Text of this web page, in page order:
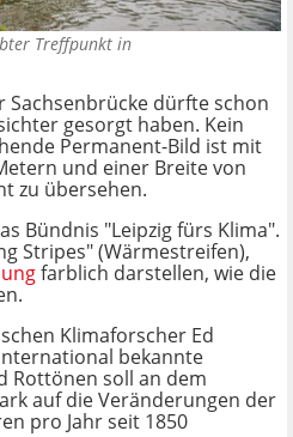
Treffpunkt in
Sachsenbrücke dürfte schon
gesorgt haben. Kein
Permanent-Bild ist mit
und einer Breite von
zu übersehen.
Bündnis "Leipzig fürs Klima".
Stripes" (Wärmestreifen),
farblich darstellen, wie die
Klimaforscher Ed
bekannte
Rottönen soll an dem
auf die Veränderungen der
pro Jahr seit 1850